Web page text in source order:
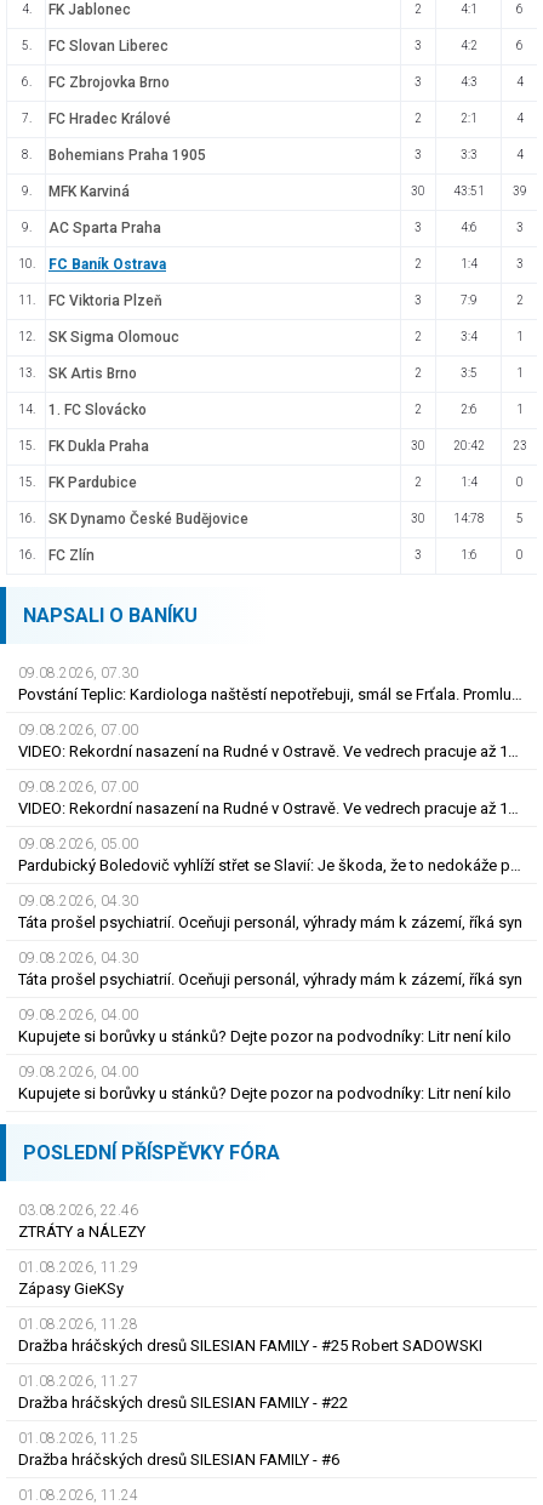
4. FK Jablonec 2 4:1 6
5. FC Slovan Liberec 3 4:2 6
6. FC Zbrojovka Brno 3 4:3 4
7. FC Hradec Králové 2 2:1 4
8. Bohemians Praha 1905 3 3:3 4
9. MFK Karviná 30 43:51 39
9. AC Sparta Praha 3 4:6 3
10. FC Baník Ostrava 2 1:4 3
11. FC Viktoria Plzeň 3 7:9 2
12. SK Sigma Olomouc 2 3:4 1
13. SK Artis Brno 2 3:5 1
14. 1. FC Slovácko 2 2:6 1
15. FK Dukla Praha 30 20:42 23
15. FK Pardubice 2 1:4 0
16. SK Dynamo České Budějovice 30 14:78 5
16. FC Zlín 3 1:6 0
NAPSALI O BANÍKU
09.08.2026, 07.30
Povstání Teplic: Kardiologa naštěstí nepotřebuji, smál se Frťala. Promluvil o zájmu Plzně
09.08.2026, 07.00
VIDEO: Rekordní nasazení na Rudné v Ostravě. Ve vedrech pracuje až 120 silničářů
09.08.2026, 07.00
VIDEO: Rekordní nasazení na Rudné v Ostravě. Ve vedrech pracuje až 120 silničářů
09.08.2026, 05.00
Pardubický Boledovič vyhlíží střet se Slavií: Je škoda, že to nedokáže postavit na mladých
09.08.2026, 04.30
Táta prošel psychiatrií. Oceňuji personál, výhrady mám k zázemí, říká syn
09.08.2026, 04.30
Táta prošel psychiatrií. Oceňuji personál, výhrady mám k zázemí, říká syn
09.08.2026, 04.00
Kupujete si borůvky u stánků? Dejte pozor na podvodníky: Litr není kilo
09.08.2026, 04.00
Kupujete si borůvky u stánků? Dejte pozor na podvodníky: Litr není kilo
POSLEDNÍ PŘÍSPĚVKY FÓRA
03.08.2026, 22.46
ZTRÁTY a NÁLEZY
01.08.2026, 11.29
Zápasy GieKSy
01.08.2026, 11.28
Dražba hráčských dresů SILESIAN FAMILY - #25 Robert SADOWSKI
01.08.2026, 11.27
Dražba hráčských dresů SILESIAN FAMILY - #22
01.08.2026, 11.25
Dražba hráčských dresů SILESIAN FAMILY - #6
01.08.2026, 11.24